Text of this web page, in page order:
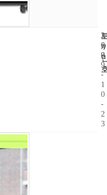
3
6
8
2
0
0
9
-
1
0
-
2
3